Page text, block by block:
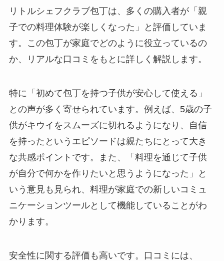
リトルシェフクラブ包丁は、多くの購入者が「親
子での料理体験が楽しくなった」と評価していま
す。この包丁が家庭でどのように役立っているの
か、リアルな口コミをもとに詳しく解説します。
特に「初めて包丁を持つ子供が安心して使える」
との声が多く寄せられています。例えば、5歳の子
供がキウイをスムーズに切れるようになり、自信
を持ったというエピソードは親たちにとって大き
な共感ポイントです。また、「料理を通じて子供
が自分で何かを作りたいと思うようになった」と
いう意見も見られ、料理が家庭での新しいコミュ
ニケーションツールとして機能していることがわ
かります。
安全性に関する評価も高いです。口コミには、